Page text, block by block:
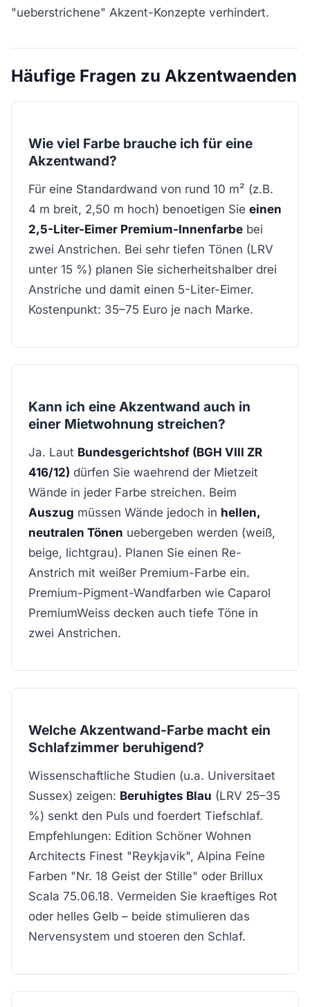
"ueberstrichene" Akzent-Konzepte verhindert.
Häufige Fragen zu Akzentwaenden
Wie viel Farbe brauche ich für eine
Akzentwand?
Für eine Standardwand von rund 10 m² (z.B.
4 m breit, 2,50 m hoch) benoetigen Sie einen
2,5-Liter-Eimer Premium-Innenfarbe bei
zwei Anstrichen. Bei sehr tiefen Tönen (LRV
unter 15 %) planen Sie sicherheitshalber drei
Anstriche und damit einen 5-Liter-Eimer.
Kostenpunkt: 35–75 Euro je nach Marke.
Kann ich eine Akzentwand auch in
einer Mietwohnung streichen?
Ja. Laut Bundesgerichtshof (BGH VIII ZR
416/12) dürfen Sie waehrend der Mietzeit
Wände in jeder Farbe streichen. Beim
Auszug müssen Wände jedoch in hellen,
neutralen Tönen uebergeben werden (weiß,
beige, lichtgrau). Planen Sie einen Re-
Anstrich mit weißer Premium-Farbe ein.
Premium-Pigment-Wandfarben wie Caparol
PremiumWeiss decken auch tiefe Töne in
zwei Anstrichen.
Welche Akzentwand-Farbe macht ein
Schlafzimmer beruhigend?
Wissenschaftliche Studien (u.a. Universitaet
Sussex) zeigen: Beruhigtes Blau (LRV 25–35
%) senkt den Puls und foerdert Tiefschlaf.
Empfehlungen: Edition Schöner Wohnen
Architects Finest "Reykjavik", Alpina Feine
Farben "Nr. 18 Geist der Stille" oder Brillux
Scala 75.06.18. Vermeiden Sie kraeftiges Rot
oder helles Gelb – beide stimulieren das
Nervensystem und stoeren den Schlaf.